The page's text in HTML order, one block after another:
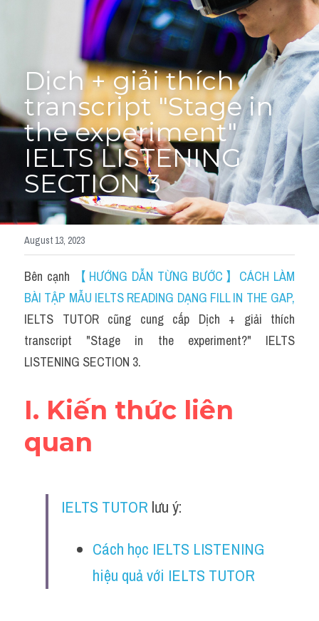
Cách diễn đạt
IELTS Videos - Ebook
Điểm báo
Adj
Khác
Từ vựng theo topic
Từ vựng theo Topic
Vocabulary - Grammar
Grammar
Collocation
Part 2
Noun
Giải đề THPT
Report đề thi thật IELTS GENERAL
HỌC THỬ →
Dịch + giải thích
transcript "Stage in
the experiment"
IELTS LISTENING
SECTION 3
August 13, 2023
Bên cạnh
【HƯỚNG DẪN TỪNG BƯỚC】CÁCH LÀM
BÀI TẬP MẪU IELTS READING DẠNG FILL IN THE GAP
IELTS TUTOR cũng cung cấp Dịch + giải thích
transcript "Stage in the experiment?" IELTS
LISTENING SECTION 3.
I. Kiến thức liên
quan
IELTS TUTOR lưu ý:
Cách học IELTS LISTENING
hiệu quả với IELTS TUTOR